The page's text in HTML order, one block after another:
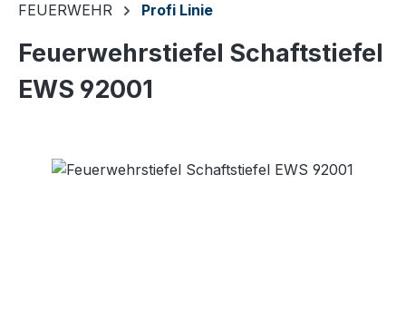
FEUERWEHR Profi Linie
Feuerwehrstiefel Schaftstiefel
EWS 92001